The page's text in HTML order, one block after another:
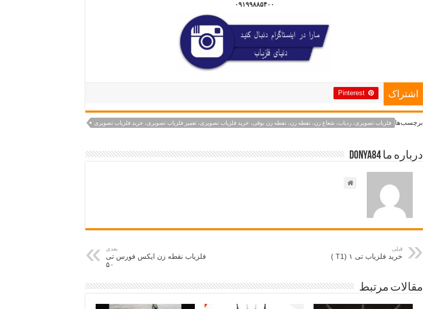
۰۹۱۹۹۸۸۵۴۰۰
اشتراک Pinterest
برچسب‌ها فلزیاب تصویری، ردیاب، شعاع زن، نقطه زن، نقطه زن بوقی، خرید فلزیاب تصویری، تعمیر فلزیاب تصویری، خرید فلزیاب تصویری
درباره ما Donya84
قبلی
خرید فلزیاب تی ۱ (T1 )
بعدی
فلزیاب نقطه زن ایکس فورس تی
۵۰
مقالات مرتبط